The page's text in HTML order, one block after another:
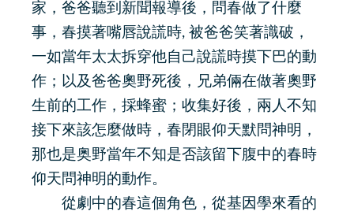
家，爸爸聽到新聞報導後，問春做了什麼
事，春摸著嘴唇說謊時, 被爸爸笑著識破，
一如當年太太拆穿他自己說謊時摸下巴的動
作；以及爸爸奧野死後，兄弟倆在做著奧野
生前的工作，採蜂蜜；收集好後，兩人不知
接下來該怎麼做時，春閉眼仰天默問神明，
那也是奥野當年不知是否該留下腹中的春時
仰天問神明的動作。
從劇中的春這個角色，從基因學來看的